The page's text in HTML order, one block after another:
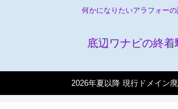
何かになりたいアラフォー
底辺ワナビの終着
2026年夏以降 現行ドメイン